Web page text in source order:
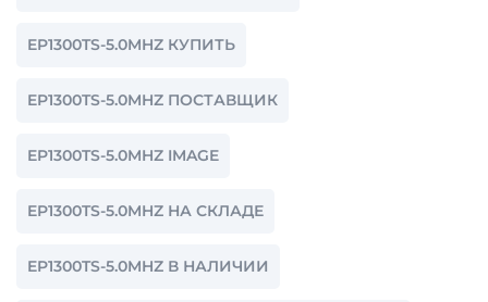
EP1300TS-5.0MHZ КУПИТЬ
EP1300TS-5.0MHZ ПОСТАВЩИК
EP1300TS-5.0MHZ IMAGE
EP1300TS-5.0MHZ НА СКЛАДЕ
EP1300TS-5.0MHZ В НАЛИЧИИ